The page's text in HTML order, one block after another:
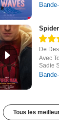
De
Avec
Sadie
Tous les